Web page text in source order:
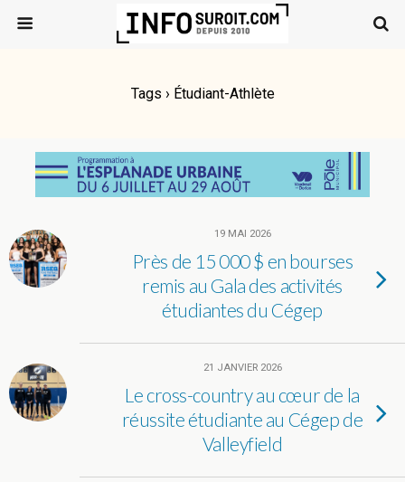
Tags › Étudiant-Athlète
19 MAI 2026
Près de 15 000 $ en bourses
remis au Gala des activités
étudiantes du Cégep
21 JANVIER 2026
Le cross-country au cœur de la
réussite étudiante au Cégep de
Valleyfield